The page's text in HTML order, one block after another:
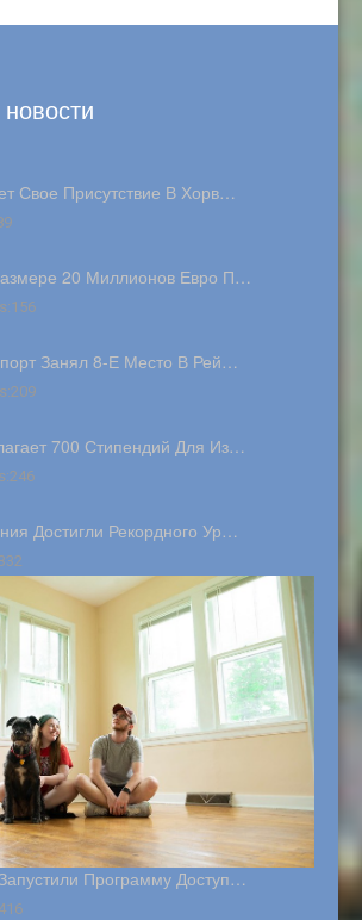
Свое Присутствие В Хорв…
20 Миллионов Евро П…
Занял 8-Е Место В Рей…
700 Стипендий Для Из…
Достигли Рекордного Ур…
Программу Доступ…